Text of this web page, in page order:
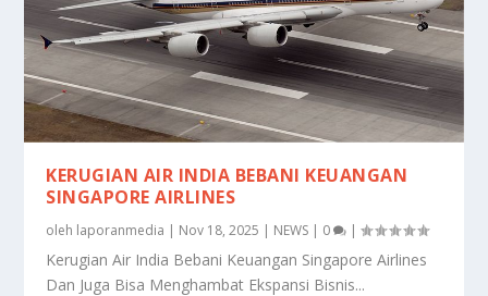
KERUGIAN AIR INDIA BEBANI KEUANGAN
SINGAPORE AIRLINES
oleh laporanmedia | Nov 18, 2025 | NEWS | 0 |
Kerugian Air India Bebani Keuangan Singapore Airlines
Dan Juga Bisa Menghambat Ekspansi Bisnis...